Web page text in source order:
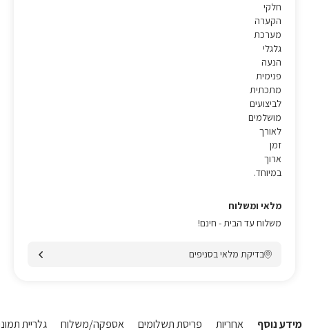
חלקי
הקערה
מערכת
גלגלי
הנעה
פנימית
מתכתית
לביצועים
מושלמים
לאורך
זמן
ארוך
במיוחד.
מלאי ומשלוח
משלוח עד הבית - חינם!
בדיקת מלאי בסניפים
מידע נוסף אחריות פריסת תשלומים אספקה/משלוח גלריית